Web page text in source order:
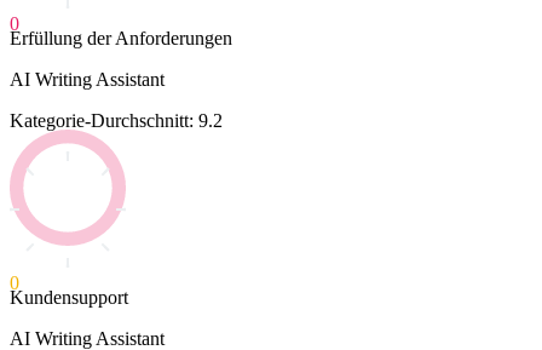
0
Erfüllung der Anforderungen
AI Writing Assistant
Kategorie-Durchschnitt: 9.2
0
Kundensupport
AI Writing Assistant